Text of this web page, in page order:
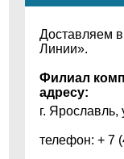
Доставляем
Линии».
Филиал
адресу:
г.
телефон: + 7